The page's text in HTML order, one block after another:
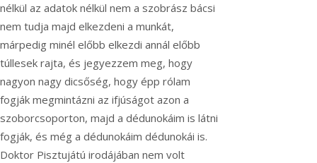
nélkül az adatok nélkül nem a szobrász bácsi
nem tudja majd elkezdeni a munkát,
márpedig minél előbb elkezdi annál előbb
túllesek rajta, és jegyezzem meg, hogy
nagyon nagy dicsőség, hogy épp rólam
fogják megmintázni az ifjúságot azon a
szoborcsoporton, majd a dédunokáim is látni
fogják, és még a dédunokáim dédunokái is.
Doktor Pisztujátú irodájában nem volt